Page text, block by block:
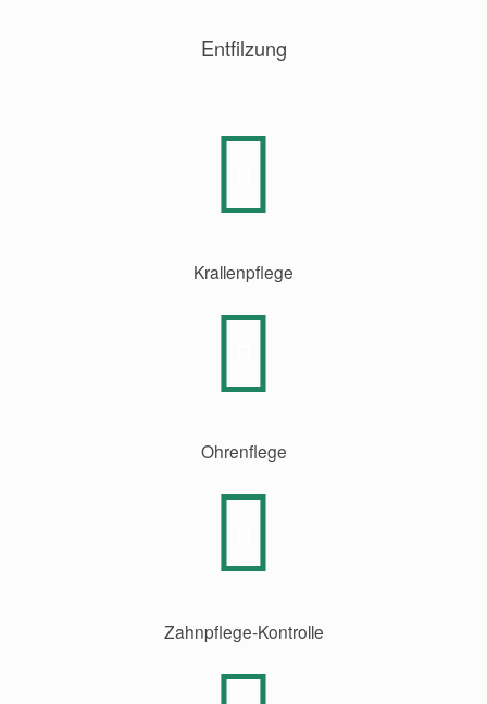
Entfilzung
Krallenpflege
Ohrenflege
Zahnpflege-Kontrolle